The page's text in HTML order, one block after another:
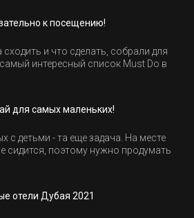
к посещению!
сходить и что сделать, собрали для
интересный список Must Do в
для самых маленьких!
с детьми - та еще задача. На месте
сидится, поэтому нужно продумать
отели Дубая 2021